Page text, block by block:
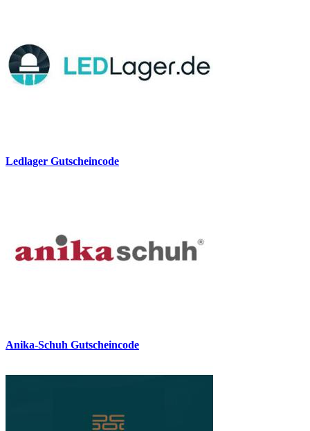
Ledlager Gutscheincode
Anika-Schuh Gutscheincode